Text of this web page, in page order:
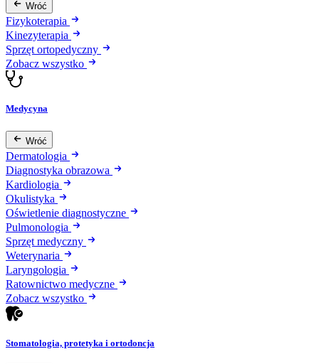
Wróć
Fizykoterapia
Kinezyterapia
Sprzęt ortopedyczny
Zobacz wszystko
Medycyna
Wróć
Dermatologia
Diagnostyka obrazowa
Kardiologia
Okulistyka
Oświetlenie diagnostyczne
Pulmonologia
Sprzęt medyczny
Weterynaria
Laryngologia
Ratownictwo medyczne
Zobacz wszystko
Stomatologia, protetyka i ortodoncja